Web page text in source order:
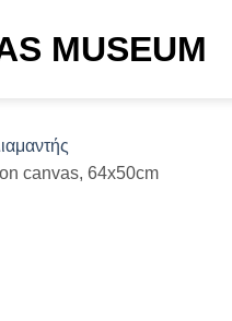
canvas, 64x50cm